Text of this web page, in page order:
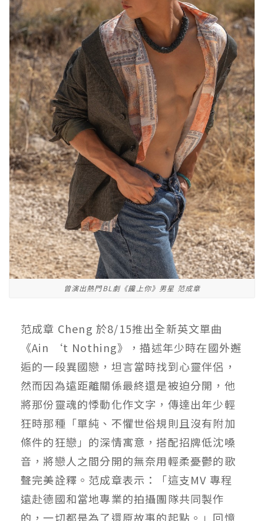
曾演出熱門BL劇《饞上你》男星 范成章
范成章 Cheng 於8/15推出全新英文單曲
《Ain ‘t Nothing》，描述年少時在國外邂
逅的一段異國戀，坦言當時找到心靈伴侶，
然而因為遠距離關係最終還是被迫分開，他
將那份靈魂的悸動化作文字，傳達出年少輕
狂時那種「單純、不懼世俗規則且沒有附加
條件的狂戀」的深情寓意，搭配招牌低沈嗓
音，將戀人之間分開的無奈用輕柔憂鬱的歌
聲完美詮釋。范成章表示：「這支MV 專程
遠赴德國和當地專業的拍攝團隊共同製作
的，一切都是為了還原故事的起點。」回憶